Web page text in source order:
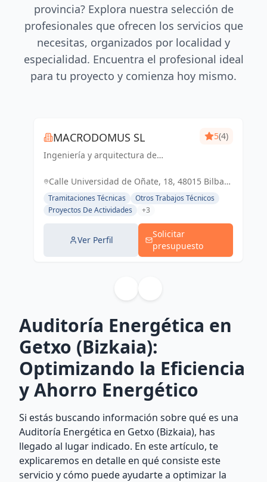
provincia? Explora nuestra selección de
profesionales que ofrecen los servicios que
necesitas, organizados por localidad y
especialidad. Encuentra el profesional ideal
para tu proyecto y comienza hoy mismo.
MACRODOMUS SL
Ingeniería y arquitectura de
y funcional
5(4)
Calle Universidad de Oñate, 18, 48015 Bilbao,
Vizcaya, España, España
Tramitaciones Técnicas
Otros Trabajos Técnicos
Proyectos De Actividades
+3
Ver Perfil
Solicitar
presupuesto
Auditoría Energética en
Getxo (Bizkaia):
Optimizando la Eficiencia
y Ahorro Energético
Si estás buscando información sobre qué es una
Auditoría Energética en Getxo (Bizkaia), has
llegado al lugar indicado. En este artículo, te
explicaremos en detalle en qué consiste este
servicio y cómo puede ayudarte a optimizar la